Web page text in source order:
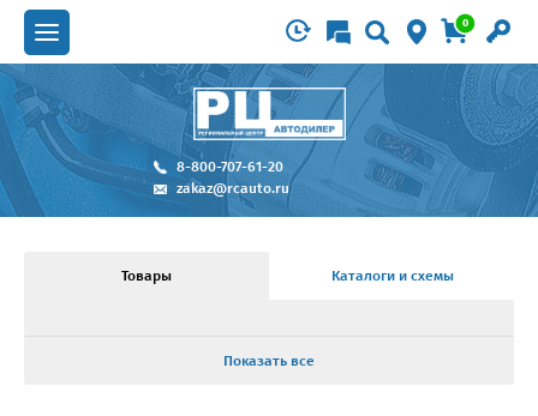
0
8-800-707-61-20
zakaz@rcauto.ru
Товары Каталоги и схемы
Показать все